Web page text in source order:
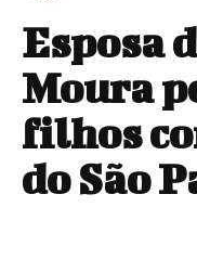
Esposa
Moura
filhos
do São